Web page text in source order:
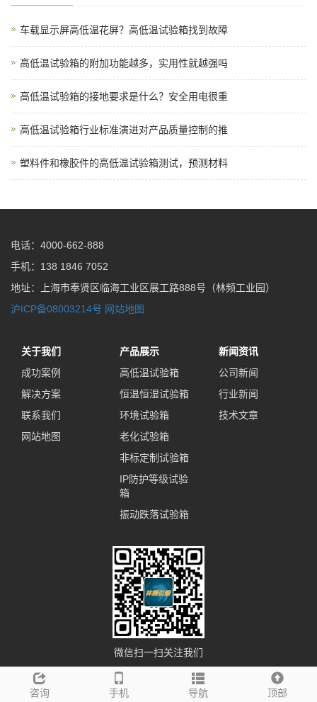
车载显示屏高低温花屏？高低温试验箱找到故障
高低温试验箱的附加功能越多，实用性就越强吗
高低温试验箱的接地要求是什么？安全用电很重
高低温试验箱行业标准演进对产品质量控制的推
塑料件和橡胶件的高低温试验箱测试，预测材料
咨询 手机 导航 顶部
电话：4000-662-888
手机：138 1846 7052
地址：上海市奉贤区临海工业区展工路888号（林频工业园）
沪ICP备08003214号 网站地图
关于我们
成功案例
解决方案
联系我们
网站地图
产品展示
高低温试验箱
恒温恒湿试验箱
环境试验箱
老化试验箱
非标定制试验箱
IP防护等级试验
箱
振动跌落试验箱
新闻资讯
公司新闻
行业新闻
技术文章
微信扫一扫关注我们